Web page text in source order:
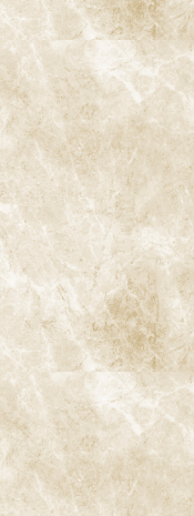
第二北原ビル3階
・矯正歯科」 は、JR中
/総武線「阿佐ケ谷駅」
駅」徒歩8分の、駅す
。杉並区や中野区、新